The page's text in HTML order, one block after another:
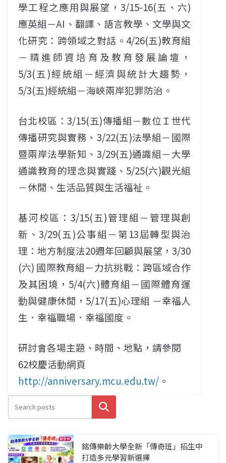
學工程之應用與展望，3/15-16(五、六)
應英組－AI、翻譯、語言教學、文學與文
化研究：跨領域之對話。4/26(五)教育組
－精進師資培育及教育發展論壇，
5/3(五)經統組－經濟與統計大趨勢，
5/3(五)經統組－海峽兩岸犯罪防治。
台北校區：3/15(五)傳播組－數位Ｉ世代
傳播研究與實務、3/22(五)法學組－國際
暨兩岸法學新知、3/29(五)通識組－大學
通識教育的理念與實踐、5/25(六)觀光組
－休閒、生活品質與生活福祉。
基河校區：3/15(五)管理組－管理與創
新、3/29(五)公事組－第13屆轉型與治
理：地方制度法20週年回顧與展望，3/30
(六) 國際教育組－力抗挑戰：跨區域合作
及其困境，5/4(六)體育組－國際體育運
動與健康休閒，5/17(五)心理組 －幸福人
生．幸福職場．幸福國度。
研討會各場主題、時間、地點，請參閱
62校慶活動網頁
http://anniversary.mcu.edu.tw/ 。
搜尋
銘傳樂齡大學全新「傳奇班」招生中
打造多元學習新選擇